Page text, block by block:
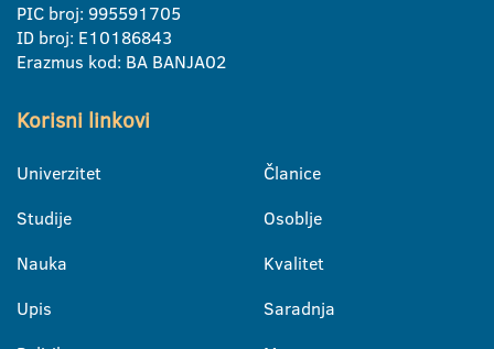
PIC broj: 995591705
ID broj: E10186843
Erazmus kod: BA BANJA02
Korisni linkovi
Univerzitet
Studije
Nauka
Upis
Članice
Osoblje
Kvalitet
Saradnja